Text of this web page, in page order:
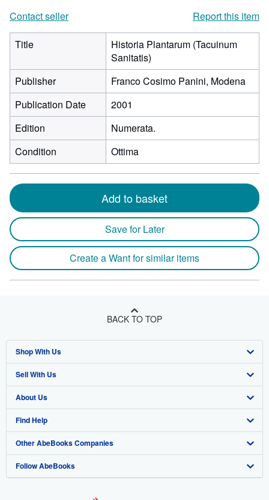
Contact seller
Report this item
Title
Historia Plantarum (Tacuinum
Sanitatis)
Publisher
Franco Cosimo Panini, Modena
Publication Date
2001
Edition
Numerata.
Condition
Ottima
Add to basket
Save for Later
Create a Want for similar items
BACK TO TOP
Shop With Us
Advanced Search
Browse Collections
My Account
My Orders
View Basket
Sell With Us
Start Selling
Join Our Affiliate Program
Book Buyback
Refer a seller
About Us
About AbeBooks
Media
Careers
Find Help
Help
Customer Support
Other AbeBooks Companies
AbeBooks.co.uk
Follow AbeBooks